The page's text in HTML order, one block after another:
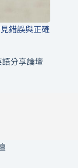
錯誤與正確
語分享論壇